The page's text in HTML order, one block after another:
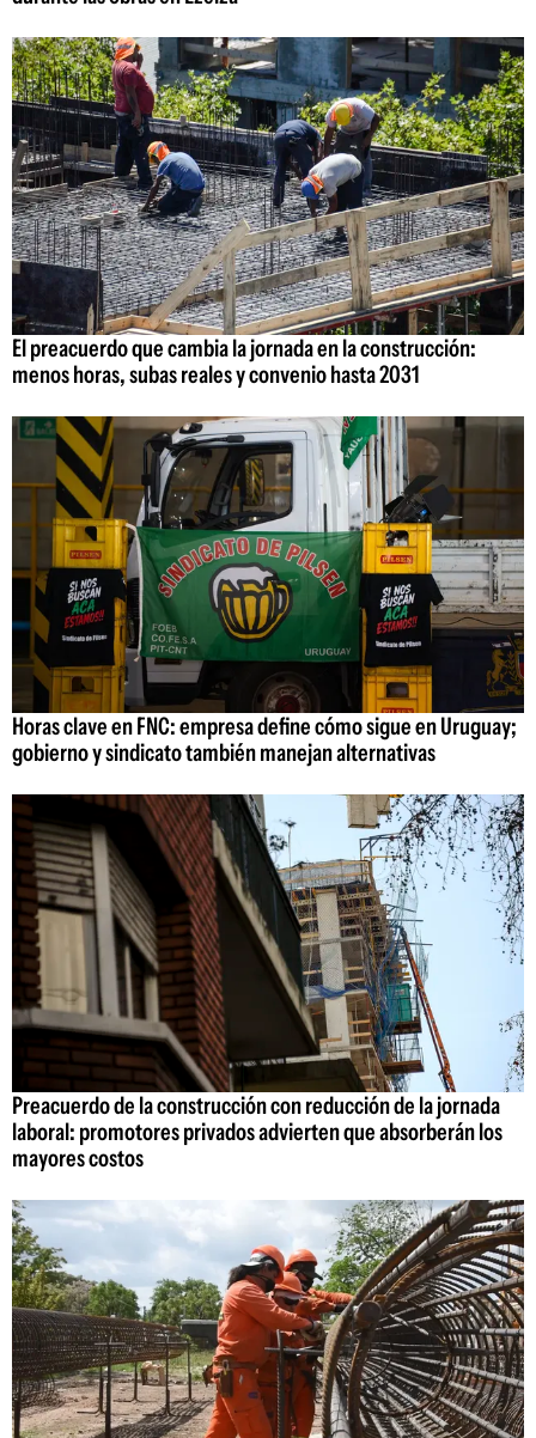
El preacuerdo que cambia la jornada en la construcción:
menos horas, subas reales y convenio hasta 2031
Horas clave en FNC: empresa define cómo sigue en Uruguay;
gobierno y sindicato también manejan alternativas
Preacuerdo de la construcción con reducción de la jornada
laboral: promotores privados advierten que absorberán los
mayores costos